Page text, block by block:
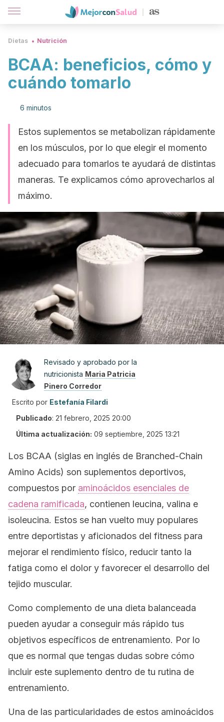
Dietas Nutrición
BCAA: beneficios, cómo y
cuándo tomarlo
6 minutos
Estos suplementos se metabolizan rápidamente
en los músculos, por lo que elegir el momento
adecuado para tomarlos te ayudará de distintas
maneras. Te explicamos cómo aprovecharlos al
máximo.
Revisado y aprobado por la
nutricionista Maria Patricia
Pinero Corredor
Escrito por Estefanía Filardi
Publicado: 21 febrero, 2025 20:00
Última actualización: 09 septiembre, 2025 13:21
Los BCAA (siglas en inglés de Branched-Chain
Amino Acids) son suplementos deportivos,
compuestos por aminoácidos esenciales de
cadena ramificada, contienen leucina, valina e
isoleucina. Estos se han vuelto muy populares
entre deportistas y aficionados del fitness para
mejorar el rendimiento físico, reducir tanto la
fatiga como el dolor y favorecer el desarrollo del
tejido muscular.
Como complemento de una dieta balanceada
pueden ayudar a conseguir más rápido tus
objetivos específicos de entrenamiento. Por lo
que es normal que tengas dudas sobre cómo
incluir este suplemento dentro de tu rutina de
entrenamiento.
Una de las particularidades de estos aminoácidos